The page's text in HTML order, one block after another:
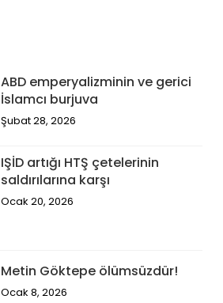
ABD emperyalizminin ve gerici
İslamcı burjuva
Şubat 28, 2026
IŞİD artığı HTŞ çetelerinin
saldırılarına karşı
Ocak 20, 2026
Metin Göktepe ölümsüzdür!
Ocak 8, 2026